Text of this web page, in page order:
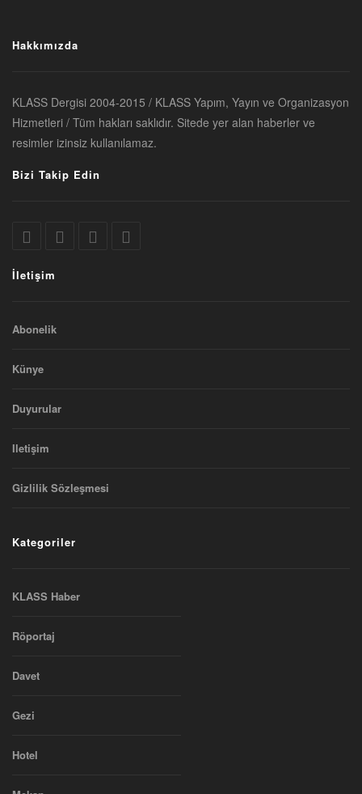
Hakkımızda
KLASS Dergisi 2004-2015 / KLASS Yapım, Yayın ve Organizasyon
Hizmetleri / Tüm hakları saklıdır. Sitede yer alan haberler ve
resimler izinsiz kullanılamaz.
Bizi Takip Edin
İletişim
Abonelik
Künye
Duyurular
Iletişim
Gizlilik Sözleşmesi
Kategoriler
KLASS Haber
Röportaj
Davet
Gezi
Hotel